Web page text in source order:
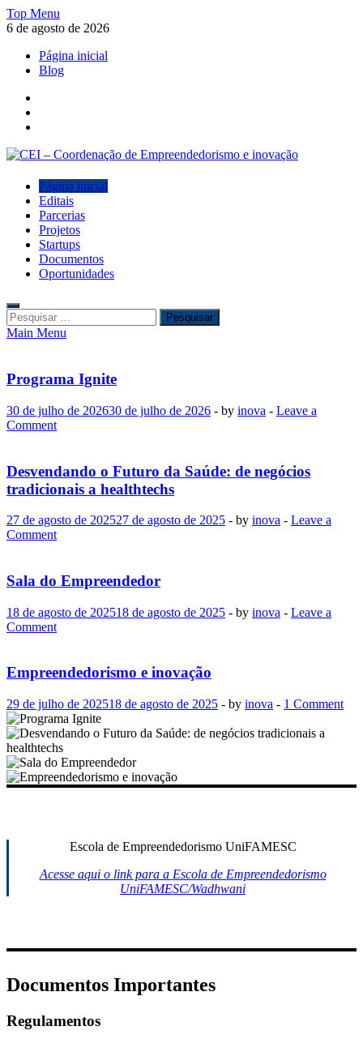
Skip
to
Top Menu
6 de agosto de 2026
Página inicial
Blog
CEI – Coordenação de
Empreendedorismo e inovação
CEI – Coordenação de Empreendedorismo e inovação
Página inicial
Editais
Parcerias
Projetos
Startups
Documentos
Oportunidades
Pesquisar
por:
Main Menu
Programa Ignite
30 de julho de 202630 de julho de 2026 - by inova - Leave a
Comment
Desvendando o Futuro da Saúde: de negócios
tradicionais a healthtechs
27 de agosto de 202527 de agosto de 2025 - by inova - Leave a
Comment
Sala do Empreendedor
18 de agosto de 202518 de agosto de 2025 - by inova - Leave a
Comment
Empreendedorismo e inovação
29 de julho de 202518 de agosto de 2025 - by inova - 1 Comment
Escola de Empreendedorismo UniFAMESC
Acesse aqui o link para a Escola de Empreendedorismo
UniFAMESC/Wadhwani
Documentos Importantes
Regulamentos